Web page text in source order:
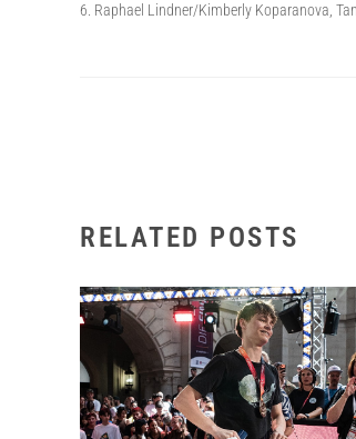
Raphael Lindner/Kimberly Koparanova,
RELATED POSTS